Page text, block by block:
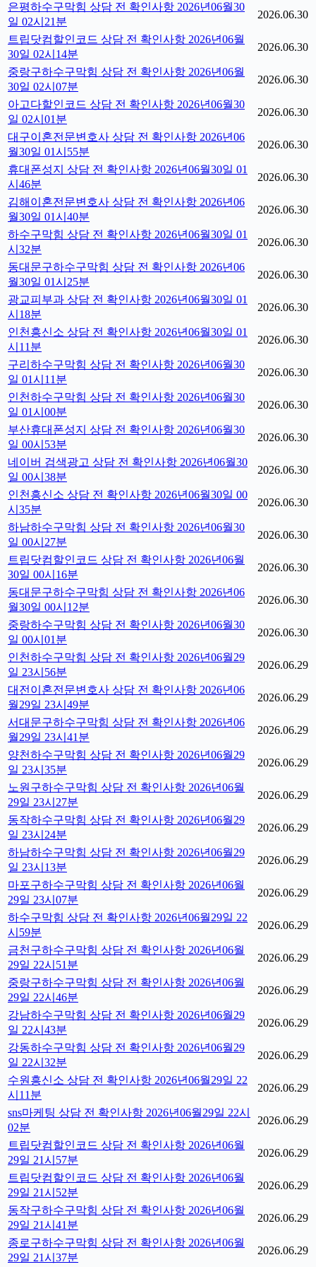
은평하수구막힘 상담 전 확인사항 2026년06월30
일 02시21분
2026.06.30
트립닷컴할인코드 상담 전 확인사항 2026년06월
30일 02시14분
2026.06.30
중랑구하수구막힘 상담 전 확인사항 2026년06월
30일 02시07분
2026.06.30
아고다할인코드 상담 전 확인사항 2026년06월30
일 02시01분
2026.06.30
대구이혼전문변호사 상담 전 확인사항 2026년06
월30일 01시55분
2026.06.30
휴대폰성지 상담 전 확인사항 2026년06월30일 01
시46분
2026.06.30
김해이혼전문변호사 상담 전 확인사항 2026년06
월30일 01시40분
2026.06.30
하수구막힘 상담 전 확인사항 2026년06월30일 01
시32분
2026.06.30
동대문구하수구막힘 상담 전 확인사항 2026년06
월30일 01시25분
2026.06.30
광교피부과 상담 전 확인사항 2026년06월30일 01
시18분
2026.06.30
인천흥신소 상담 전 확인사항 2026년06월30일 01
시11분
2026.06.30
구리하수구막힘 상담 전 확인사항 2026년06월30
일 01시11분
2026.06.30
인천하수구막힘 상담 전 확인사항 2026년06월30
일 01시00분
2026.06.30
부산휴대폰성지 상담 전 확인사항 2026년06월30
일 00시53분
2026.06.30
네이버 검색광고 상담 전 확인사항 2026년06월30
일 00시38분
2026.06.30
인천흥신소 상담 전 확인사항 2026년06월30일 00
시35분
2026.06.30
하남하수구막힘 상담 전 확인사항 2026년06월30
일 00시27분
2026.06.30
트립닷컴할인코드 상담 전 확인사항 2026년06월
30일 00시16분
2026.06.30
동대문구하수구막힘 상담 전 확인사항 2026년06
월30일 00시12분
2026.06.30
중랑하수구막힘 상담 전 확인사항 2026년06월30
일 00시01분
2026.06.30
인천하수구막힘 상담 전 확인사항 2026년06월29
일 23시56분
2026.06.29
대전이혼전문변호사 상담 전 확인사항 2026년06
월29일 23시49분
2026.06.29
서대문구하수구막힘 상담 전 확인사항 2026년06
월29일 23시41분
2026.06.29
양천하수구막힘 상담 전 확인사항 2026년06월29
일 23시35분
2026.06.29
노원구하수구막힘 상담 전 확인사항 2026년06월
29일 23시27분
2026.06.29
동작하수구막힘 상담 전 확인사항 2026년06월29
일 23시24분
2026.06.29
하남하수구막힘 상담 전 확인사항 2026년06월29
일 23시13분
2026.06.29
마포구하수구막힘 상담 전 확인사항 2026년06월
29일 23시07분
2026.06.29
하수구막힘 상담 전 확인사항 2026년06월29일 22
시59분
2026.06.29
금천구하수구막힘 상담 전 확인사항 2026년06월
29일 22시51분
2026.06.29
중랑구하수구막힘 상담 전 확인사항 2026년06월
29일 22시46분
2026.06.29
강남하수구막힘 상담 전 확인사항 2026년06월29
일 22시43분
2026.06.29
강동하수구막힘 상담 전 확인사항 2026년06월29
일 22시32분
2026.06.29
수원흥신소 상담 전 확인사항 2026년06월29일 22
시11분
2026.06.29
sns마케팅 상담 전 확인사항 2026년06월29일 22시
02분
2026.06.29
트립닷컴할인코드 상담 전 확인사항 2026년06월
29일 21시57분
2026.06.29
트립닷컴할인코드 상담 전 확인사항 2026년06월
29일 21시52분
2026.06.29
동작구하수구막힘 상담 전 확인사항 2026년06월
29일 21시41분
2026.06.29
종로구하수구막힘 상담 전 확인사항 2026년06월
29일 21시37분
2026.06.29